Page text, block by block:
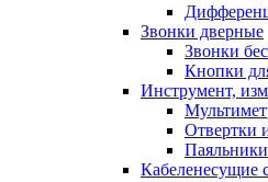
Звонки дверные
Звонки
Кнопки
Инструмент,
Отвертки
Паяльники
Кабеленесущие